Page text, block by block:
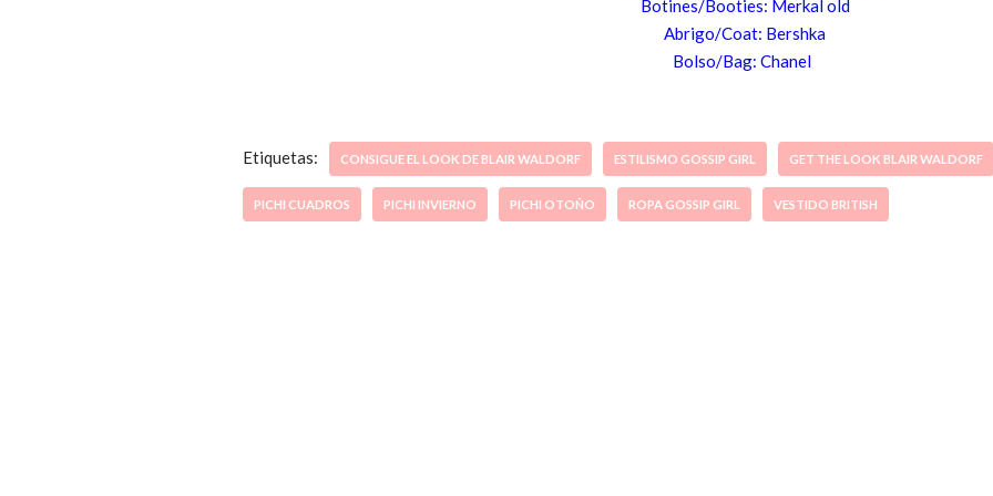
Botines/Booties: Merkal old
Abrigo/Coat: Bershka
Bolso/Bag: Chanel
Etiquetas: CONSIGUE EL LOOK DE BLAIR WALDORF ESTILISMO GOSSIP GIRL GET THE LOOK BLAIR WALDORF
PICHI CUADROS PICHI INVIERNO PICHI OTOÑO ROPA GOSSIP GIRL VESTIDO BRITISH